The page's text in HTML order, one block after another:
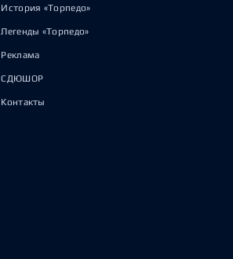
История «Торпедо»
Легенды «Торпедо»
Реклама
СДЮШОР
Контакты